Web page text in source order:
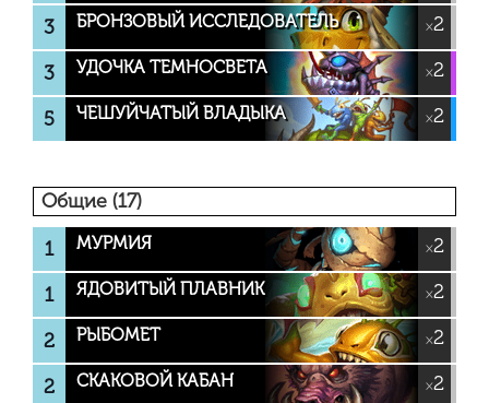
3 БРОНЗОВЫЙ ИССЛЕДОВАТЕЛЬ ×2
3 УДОЧКА ТЕМНОСВЕТА ×2
5 ЧЕШУЙЧАТЫЙ ВЛАДЫКА ×2
Общие (17)
1
МУРМИЯ ×2
1 ЯДОВИТЫЙ ПЛАВНИК ×2
2 РЫБОМЕТ ×2
2 СКАКОВОЙ КАБАН ×2